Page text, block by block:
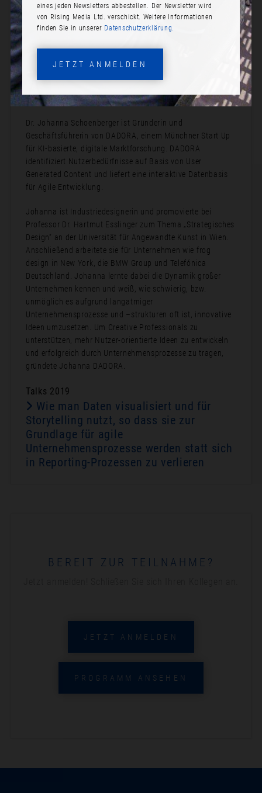
Rolle:
Gründerin & Geschäftsführerin
Bio:
Dr. Johanna Schoenberger ist Gründerin und
Geschäftsführerin von DADORA, einem Münchner Start Up
für KI-basierte, digitale Marktforschung. DADORA
identifiziert Nutzerbedürfnisse auf Basis von User
Generated Content und liefert eine interaktive Datenbasis
für Agile Entwicklung.
Johanna ist Industriedesignerin und promovierte bei
Professor Dr. Hartmut Esslinger zum Thema „Strategisches
Design“ an der Universität für Angewandte Kunst in Wien.
Anschließend arbeitete sie für Unternehmen wie frog
design in New York, die BMW Group und Telefónica
Deutschland. Johanna lernte dabei die Dynamik großer
Unternehmen kennen und weiß, wie schwierig, bzw.
unmöglich es aufgrund langatmiger
Unternehmensprozesse und –strukturen oft ist, innovative
Ideen umzusetzen. Um Creative Professionals zu
unterstützen, mehr Nutzer-orientierte Ideen zu entwickeln
und erfolgreich durch Unternehmensprozesse zu tragen,
gründete Johanna DADORA.
Talks 2019
Wie man Daten visualisiert und für
Storytelling nutzt, so dass sie zur
Grundlage für agile
Unternehmensprozesse werden statt sich
in Reporting-Prozessen zu verlieren
BEREIT ZUR TEILNAHME?
JETZT ANMELDEN
PROGRAMM ANSEHEN
eines jeden Newsletters abbestellen. Der Newsletter wird
von Rising Media Ltd. verschickt. Weitere Informationen
finden Sie in unserer Datenschutzerklärung.
JETZT ANMELDEN